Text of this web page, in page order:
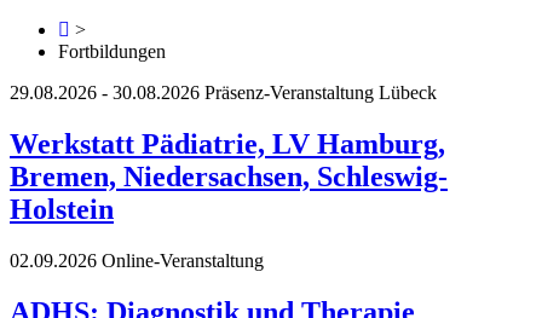
>
Fortbildungen
29.08.2026 - 30.08.2026 Präsenz-Veranstaltung Lübeck
Werkstatt Pädiatrie, LV Hamburg,
Bremen, Niedersachsen, Schleswig-
Holstein
02.09.2026 Online-Veranstaltung
ADHS: Diagnostik und Therapie